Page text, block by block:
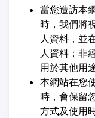
當您造訪本
時，我們將
人資料，並
人資料；非
用於其他用途
本網站在您
時，會保留
方式及使用